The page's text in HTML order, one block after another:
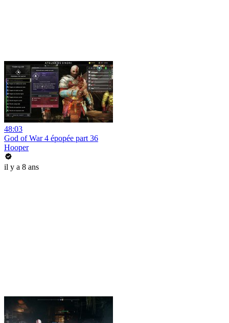
48:03
God of War 4 épopée part 36
Hooper
il y a 8 ans